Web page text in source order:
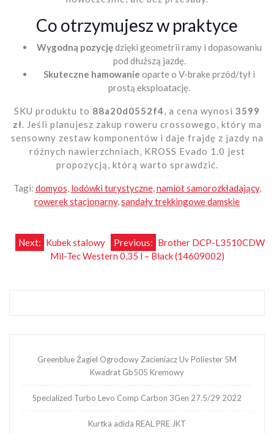
Co otrzymujesz w praktyce
Wygodną pozycjędzięki geometrii ramy i dopasowaniu
pod dłuższą jazdę.
Skuteczne hamowanie oparte o V-brake przód/tył i
prostą eksploatację.
SKU produktu to 88a20d0552f4, a cena wynosi 3599
zł. Jeśli planujesz zakup roweru crossowego, który ma
sensowny zestaw komponentów i daje frajdę z jazdy na
różnych nawierzchniach, KROSS Evado 1.0 jest
propozycją, którą warto sprawdzić.
Tagi: domyos, lodówki turystyczne,namiot samorozkładający,
rowerek stacjonarny,sandały trekkingowe damskie
Nawigacja
Previous: Brother DCP-L3510CDW
Next: Kubek stalowy
Mil-Tec Western 0,35 l – Black (14609002)
Greenblue Żagiel Ogrodowy Zacieniacz Uv Poliester 5M
Kwadrat Gb505 Kremowy
Specialized Turbo Levo Comp Carbon 3Gen 27.5/29 2022
Kurtka adida REAL PRE JKT